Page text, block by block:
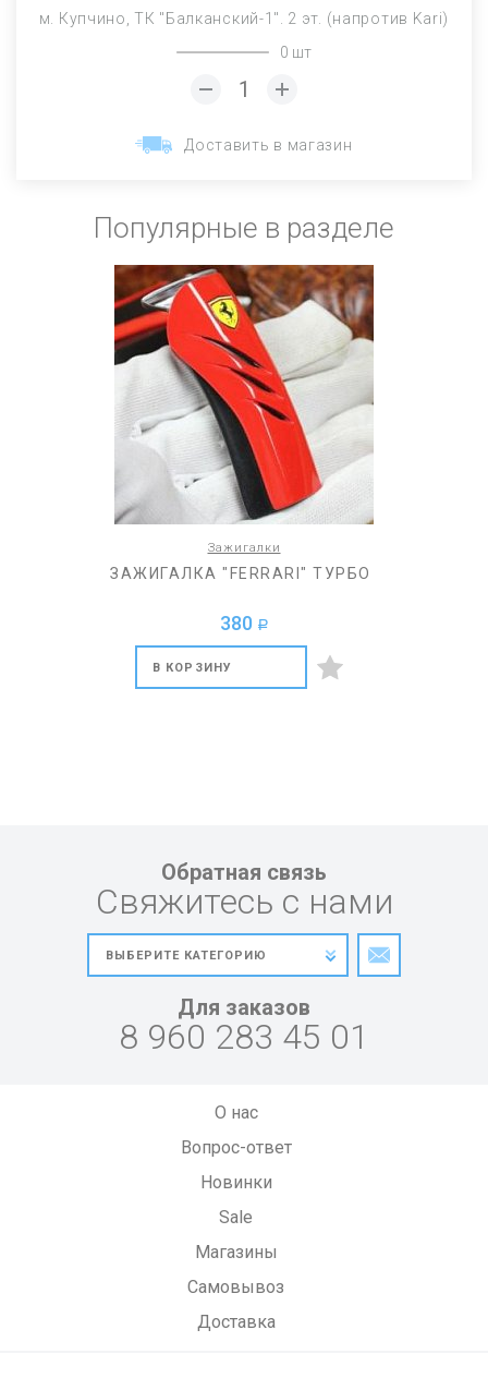
м. Купчино, ТК "Балканский-1". 2 эт. (напротив Kari)
0 шт
Доставить в магазин
Популярные в разделе
Зажигалки
ЗАЖИГАЛКА "FERRARI" ТУРБО
380 a
В КОРЗИНУ
Обратная связь
Свяжитесь с нами
Для заказов
8 960 283 45 01
О нас
Вопрос-ответ
Новинки
Sale
Магазины
Самовывоз
Доставка